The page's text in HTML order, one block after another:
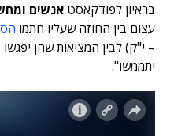
בראיון לפודקאסט אנשים
עצום בין החוזה שעליו חתמו
– י"ק) לבין המציאות שהן
יתממשו".